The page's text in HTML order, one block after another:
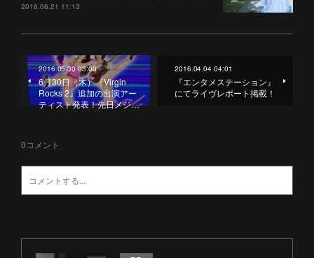
2016.06.21 11:13
2016.05.30 03:00
6月30日（木）『Virgin
Rocks 2』追加の出演アー
ティスト発表！先日メジ…
2016.04.04 04:01
『エンタメステーション』
にてライヴレポート掲載！
0コメント